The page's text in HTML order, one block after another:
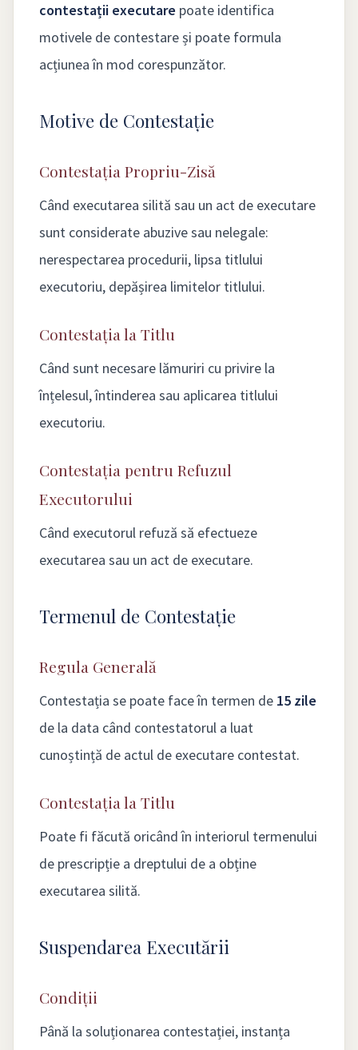
contestații executare poate identifica
motivele de contestare și poate formula
acțiunea în mod corespunzător.
Motive de Contestație
Contestația Propriu-Zisă
Când executarea silită sau un act de executare
sunt considerate abuzive sau nelegale:
nerespectarea procedurii, lipsa titlului
executoriu, depășirea limitelor titlului.
Contestația la Titlu
Când sunt necesare lămuriri cu privire la
înțelesul, întinderea sau aplicarea titlului
executoriu.
Contestația pentru Refuzul
Executorului
Când executorul refuză să efectueze
executarea sau un act de executare.
Termenul de Contestație
Regula Generală
Contestația se poate face în termen de 15 zile
de la data când contestatorul a luat
cunoștință de actul de executare contestat.
Contestația la Titlu
Poate fi făcută oricând în interiorul termenului
de prescripție a dreptului de a obține
executarea silită.
Suspendarea Executării
Condiții
Până la soluționarea contestației, instanța